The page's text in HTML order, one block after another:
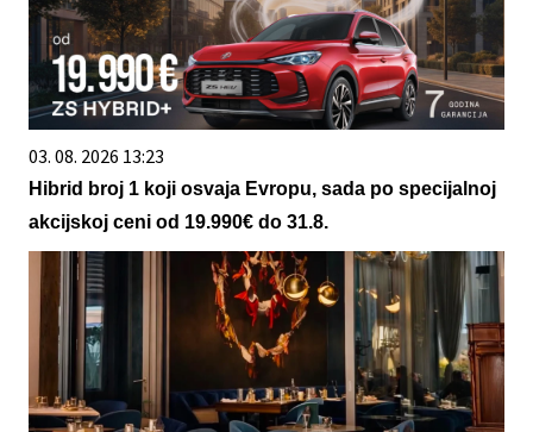
03. 08. 2026 13:23
Hibrid broj 1 koji osvaja Evropu, sada po specijalnoj
akcijskoj ceni od 19.990€ do 31.8.